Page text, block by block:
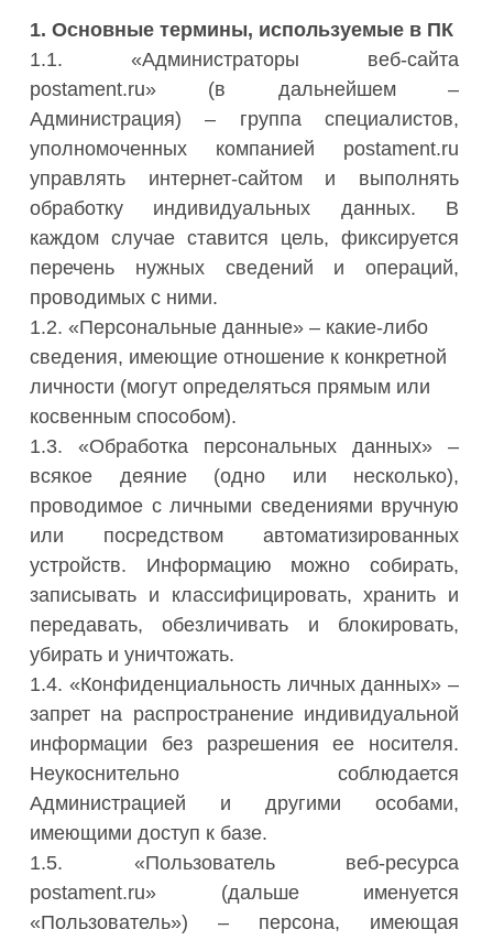
1. Основные термины, используемые в ПК
1.1. «Администраторы веб-сайта
postament.ru» (в дальнейшем –
Администрация) – группа специалистов,
уполномоченных компанией postament.ru
управлять интернет-сайтом и выполнять
обработку индивидуальных данных. В
каждом случае ставится цель, фиксируется
перечень нужных сведений и операций,
проводимых с ними.
1.2. «Персональные данные» – какие-либо
сведения, имеющие отношение к конкретной
личности (могут определяться прямым или
косвенным способом).
1.3. «Обработка персональных данных» –
всякое деяние (одно или несколько),
проводимое с личными сведениями вручную
или посредством автоматизированных
устройств. Информацию можно собирать,
записывать и классифицировать, хранить и
передавать, обезличивать и блокировать,
убирать и уничтожать.
1.4. «Конфиденциальность личных данных» –
запрет на распространение индивидуальной
информации без разрешения ее носителя.
Неукоснительно соблюдается
Администрацией и другими особами,
имеющими доступ к базе.
1.5. «Пользователь веб-ресурса
postament.ru» (дальше именуется
«Пользователь») – персона, имеющая